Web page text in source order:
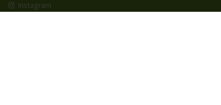
Instagram